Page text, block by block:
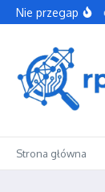
Przejdź do treści
Nie przegapCzy
Strona główna